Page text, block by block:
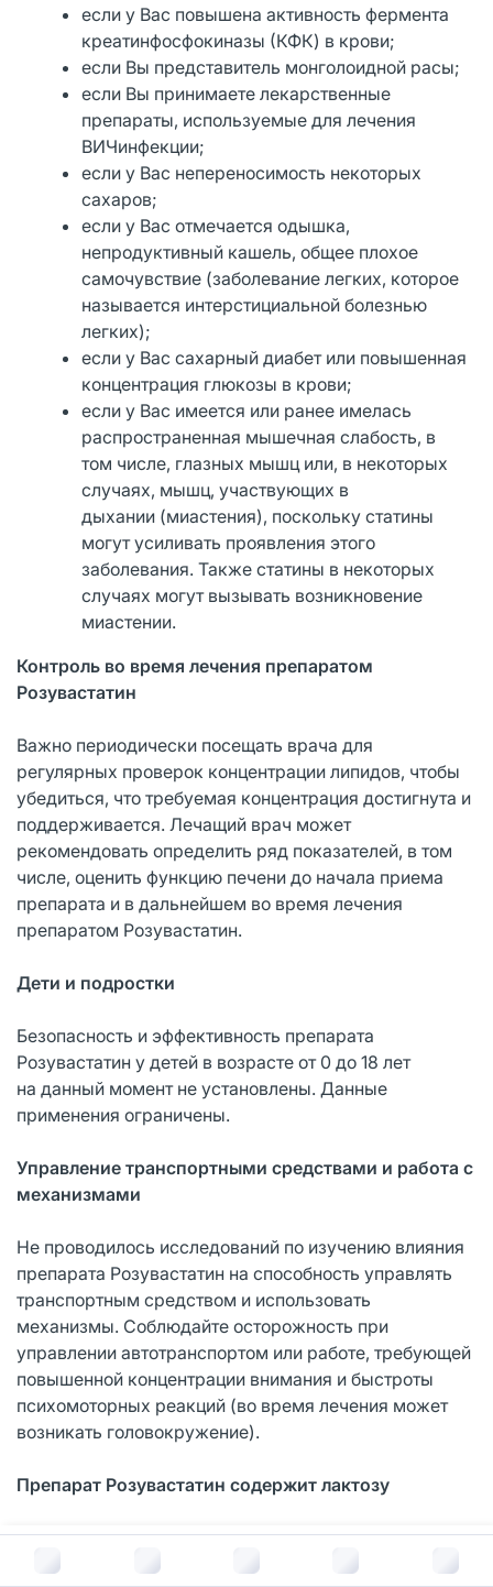
В корзину за
если у Вас повышена активность фермента
креатинфосфокиназы (КФК) в крови;
если Вы представитель монголоидной расы;
если Вы принимаете лекарственные
препараты, используемые для лечения
ВИЧинфекции;
если у Вас непереносимость некоторых
сахаров;
если у Вас отмечается одышка,
непродуктивный кашель, общее плохое
самочувствие (заболевание легких, которое
называется интерстициальной болезнью
легких);
если у Вас сахарный диабет или повышенная
концентрация глюкозы в крови;
если у Вас имеется или ранее имелась
распространенная мышечная слабость, в
том числе, глазных мышц или, в некоторых
случаях, мышц, участвующих в
дыхании (миастения), поскольку статины
могут усиливать проявления этого
заболевания. Также статины в некоторых
случаях могут вызывать возникновение
миастении.
Контроль во время лечения препаратом
Розувастатин
Важно периодически посещать врача для
регулярных проверок концентрации липидов, чтобы
убедиться, что требуемая концентрация достигнута и
поддерживается. Лечащий врач может
рекомендовать определить ряд показателей, в том
числе, оценить функцию печени до начала приема
препарата и в дальнейшем во время лечения
препаратом Розувастатин.
Дети и подростки
Безопасность и эффективность препарата
Розувастатин у детей в возрасте от 0 до 18 лет
на данный момент не установлены. Данные
применения ограничены.
Управление транспортными средствами и работа с
механизмами
Не проводилось исследований по изучению влияния
препарата Розувастатин на способность управлять
транспортным средством и использовать
механизмы. Соблюдайте осторожность при
управлении автотранспортом или работе, требующей
повышенной концентрации внимания и быстроты
психомоторных реакций (во время лечения может
возникать головокружение).
Препарат Розувастатин содержит лактозу
Если у Вас непереносимость некоторых сахаров,